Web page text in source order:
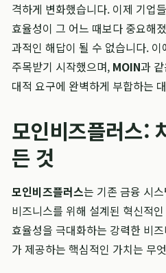
격하게 변화했습니다. 이제 기업
효율성이 그 어느 때보다 중요해
과적인 해답이 될 수 없습니다.
주목받기 시작했으며, MOIN과
대적 요구에 완벽하게 부합하는
모인비즈플러스:
든 것
모인비즈플러스는 기존 금융 시
비즈니스를 위해 설계된 혁신적
효율성을 극대화하는 강력한 비
가 제공하는 핵심적인 가치는 무